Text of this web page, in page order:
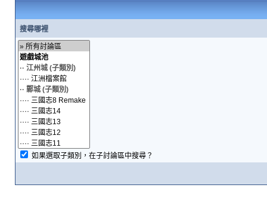
搜尋哪裡
如果選取子類別，在子討論區中搜尋？